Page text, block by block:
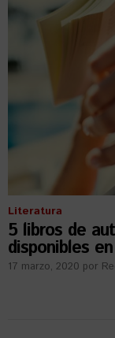
Literatura
5 libros de
disponibles
17 marzo, 2020 por